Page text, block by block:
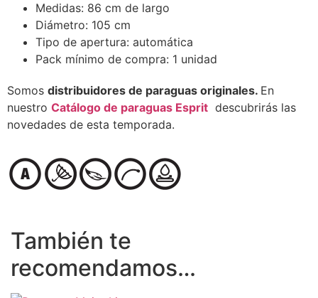
Medidas: 86 cm de largo
Diámetro: 105 cm
Tipo de apertura: automática
Pack mínimo de compra: 1 unidad
Somos distribuidores de paraguas originales. En
nuestro Catálogo de paraguas Esprit descubrirás las
novedades de esta temporada.
También te
recomendamos…